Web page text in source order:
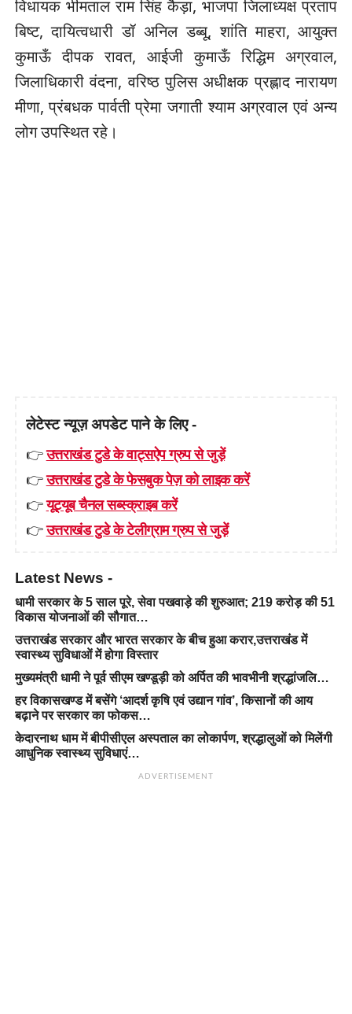
विधायक भीमताल राम सिंह कैड़ा, भाजपा जिलाध्यक्ष प्रताप
बिष्ट, दायित्वधारी डॉ अनिल डब्बू, शांति माहरा, आयुक्त
कुमाऊँ दीपक रावत, आईजी कुमाऊँ रिद्धिम अग्रवाल,
जिलाधिकारी वंदना, वरिष्ठ पुलिस अधीक्षक प्रह्लाद नारायण
मीणा, प्रंबधक पार्वती प्रेमा जगाती श्याम अग्रवाल एवं अन्य
लोग उपस्थित रहे।
लेटेस्ट न्यूज़ अपडेट पाने के लिए -
👉उत्तराखंड टुडे के वाट्सऐप ग्रुप से जुड़ें
👉उत्तराखंड टुडे के फेसबुक पेज़ को लाइक करें
👉यूट्यूब चैनल सब्स्क्राइब करें
👉उत्तराखंड टुडे के टेलीग्राम ग्रुप से जुड़ें
Latest News -
धामी सरकार के 5 साल पूरे, सेवा पखवाड़े की शुरुआत; 219 करोड़ की 51
विकास योजनाओं की सौगात…
उत्तराखंड सरकार और भारत सरकार के बीच हुआ करार,उत्तराखंड में
स्वास्थ्य सुविधाओं में होगा विस्तार
मुख्यमंत्री धामी ने पूर्व सीएम खण्डूड़ी को अर्पित की भावभीनी श्रद्धांजलि…
हर विकासखण्ड में बसेंगे ‘आदर्श कृषि एवं उद्यान गांव’, किसानों की आय
बढ़ाने पर सरकार का फोकस…
केदारनाथ धाम में बीपीसीएल अस्पताल का लोकार्पण, श्रद्धालुओं को मिलेंगी
आधुनिक स्वास्थ्य सुविधाएं…
ADVERTISEMENT